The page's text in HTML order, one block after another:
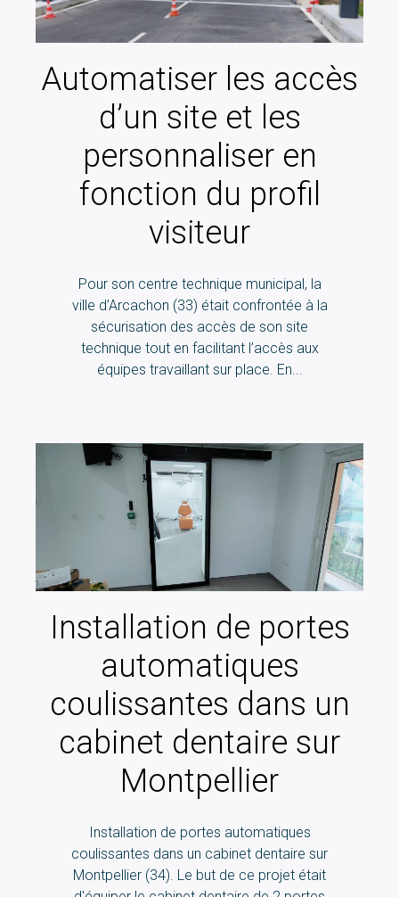
Automatiser les accès
d’un site et les
personnaliser en
fonction du profil
visiteur
Pour son centre technique municipal, la
ville d’Arcachon (33) était confrontée à la
sécurisation des accès de son site
technique tout en facilitant l’accès aux
équipes travaillant sur place. En...
Installation de portes
automatiques
coulissantes dans un
cabinet dentaire sur
Montpellier
Installation de portes automatiques
coulissantes dans un cabinet dentaire sur
Montpellier (34). Le but de ce projet était